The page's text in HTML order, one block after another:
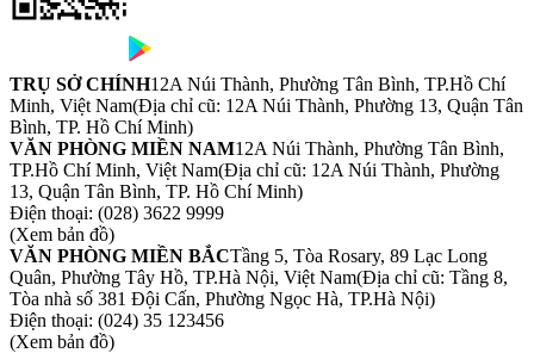
TRỤ SỞ CHÍNH12A Núi Thành, Phường Tân Bình, TP.Hồ Chí
Minh, Việt Nam(Địa chỉ cũ: 12A Núi Thành, Phường 13, Quận Tân
Bình, TP. Hồ Chí Minh)
VĂN PHÒNG MIỀN NAM12A Núi Thành, Phường Tân Bình,
TP.Hồ Chí Minh, Việt Nam(Địa chỉ cũ: 12A Núi Thành, Phường
13, Quận Tân Bình, TP. Hồ Chí Minh)
Điện thoại: (028) 3622 9999
(Xem bản đồ)
VĂN PHÒNG MIỀN BẮCTầng 5, Tòa Rosary, 89 Lạc Long
Quân, Phường Tây Hồ, TP.Hà Nội, Việt Nam(Địa chỉ cũ: Tầng 8,
Tòa nhà số 381 Đội Cấn, Phường Ngọc Hà, TP.Hà Nội)
Điện thoại: (024) 35 123456
(Xem bản đồ)